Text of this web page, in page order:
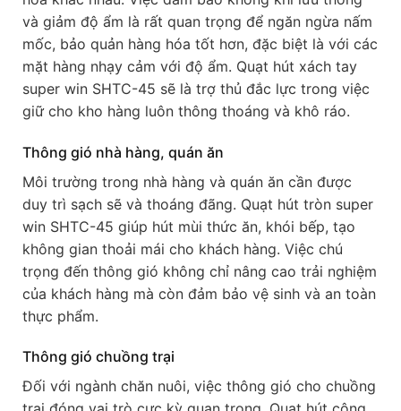
và giảm độ ẩm là rất quan trọng để ngăn ngừa nấm
mốc, bảo quản hàng hóa tốt hơn, đặc biệt là với các
mặt hàng nhạy cảm với độ ẩm. Quạt hút xách tay
super win SHTC-45 sẽ là trợ thủ đắc lực trong việc
giữ cho kho hàng luôn thông thoáng và khô ráo.
Thông gió nhà hàng, quán ăn
Môi trường trong nhà hàng và quán ăn cần được
duy trì sạch sẽ và thoáng đãng. Quạt hút tròn super
win SHTC-45 giúp hút mùi thức ăn, khói bếp, tạo
không gian thoải mái cho khách hàng. Việc chú
trọng đến thông gió không chỉ nâng cao trải nghiệm
của khách hàng mà còn đảm bảo vệ sinh và an toàn
thực phẩm.
Thông gió chuồng trại
Đối với ngành chăn nuôi, việc thông gió cho chuồng